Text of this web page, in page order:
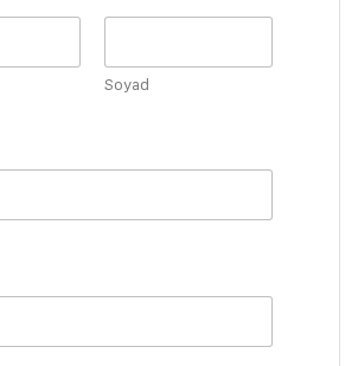
Soyad